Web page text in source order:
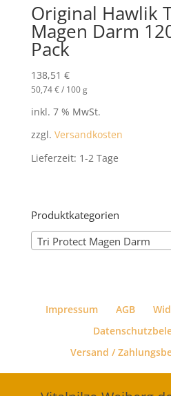
Original Hawlik
Magen Darm
Pack
138,51 €
50,74€/ 100g
inkl. 7 % MwSt.
zzgl. Versandkosten
Lieferzeit: 1-2 Tage
Produktkategorien
Tri Protect Magen Darm
Impressum AGB
Versand /